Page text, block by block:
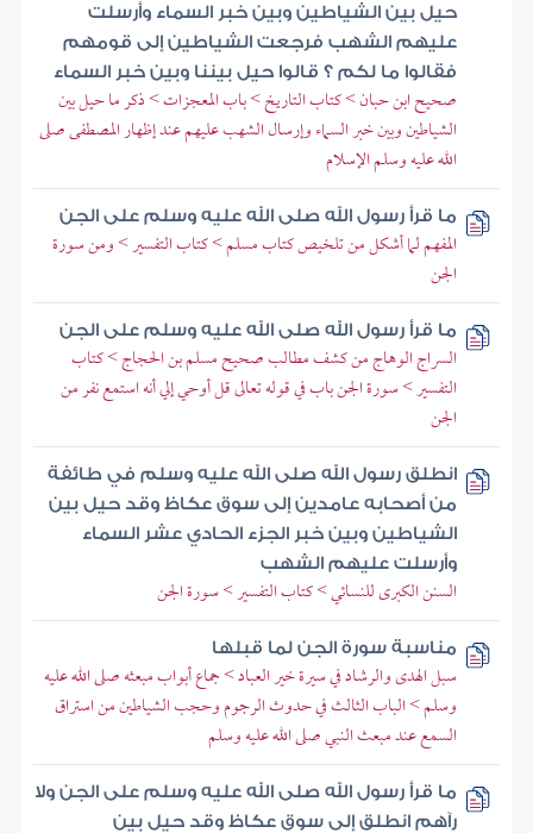
حيل بين الشياطين وبين خبر السماء وأرسلت
عليهم الشهب فرجعت الشياطين إلى قومهم
فقالوا ما لكم ؟ قالوا حيل بيننا وبين خبر السماء
صحيح ابن حبان > كتاب التاريخ > باب المعجزات > ذكر ما حيل بين
الشياطين وبين خبر السماء وإرسال الشهب عليهم عند إظهار المصطفى صلى
الله عليه وسلم الإسلام
ما قرأ رسول الله صلى الله عليه وسلم على الجن
المفهم لما أشكل من تلخيص كتاب مسلم > كتاب التفسير > ومن سورة
الجن
ما قرأ رسول الله صلى الله عليه وسلم على الجن
السراج الوهاج من كشف مطالب صحيح مسلم بن الحجاج > كتاب
التفسير > سورة الجن باب في قوله تعالى قل أوحي إلي أنه استمع نفر من
الجن
انطلق رسول الله صلى الله عليه وسلم في طائفة
من أصحابه عامدين إلى سوق عكاظ وقد حيل بين
الشياطين وبين خبر الجزء الحادي عشر السماء
وأرسلت عليهم الشهب
السنن الكبرى للنسائي > كتاب التفسير > سورة الجن
مناسبة سورة الجن لما قبلها
سبل الهدى والرشاد في سيرة خير العباد > جماع أبواب مبعثه صلى الله عليه
وسلم > الباب الثالث في حدوث الرجوم وحجب الشياطين من استراق
السمع عند مبعث النبي صلى الله عليه وسلم
ما قرأ رسول الله صلى الله عليه وسلم على الجن ولا
رآهم انطلق إلى سوق عكاظ وقد حيل بين